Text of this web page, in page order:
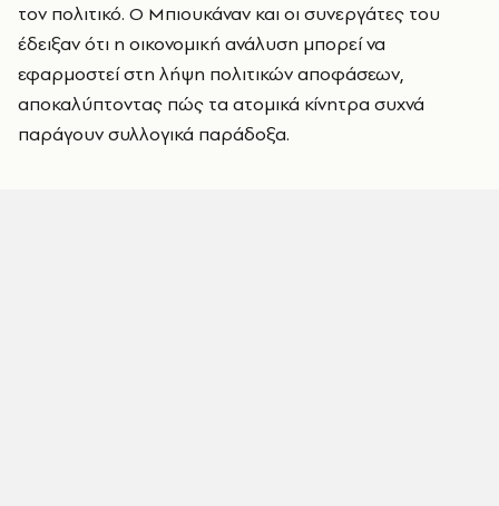
τον πολιτικό. Ο Μπιουκάναν και οι συνεργάτες του
έδειξαν ότι η οικονομική ανάλυση μπορεί να
εφαρμοστεί στη λήψη πολιτικών αποφάσεων,
αποκαλύπτοντας πώς τα ατομικά κίνητρα συχνά
παράγουν συλλογικά παράδοξα.